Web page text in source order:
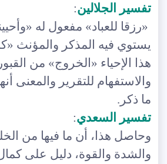
تفسير الجلالين:
«رزقا للعباد» مفعول له
يستوي فيه المذكر والمؤنث
هذا الإحياء «الخروج» من
والاستفهام للتقرير والمعنى
ما ذكر.
تفسير السعدي:
وحاصل هذا، أن ما فيها من
والشدة والقوة، دليل على